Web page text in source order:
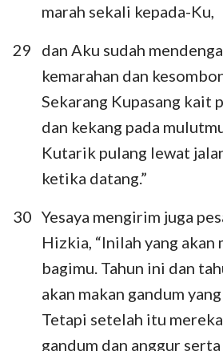
marah sekali kepada-Ku,
29
dan Aku sudah
kemarahan dan
Sekarang Kupasang kait
dan kekang pada
Kutarik pulang lewat
ketika datang.”
30 Yesaya mengirim juga
Hizkia, “Inilah yang akan
bagimu. Tahun ini dan
akan makan gandum
Tetapi setelah itu
gandum dan anggur